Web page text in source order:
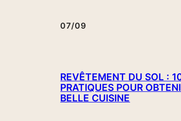
07/09
REVÊTEMENT DU SOL :
PRATIQUES POUR
BELLE CUISINE